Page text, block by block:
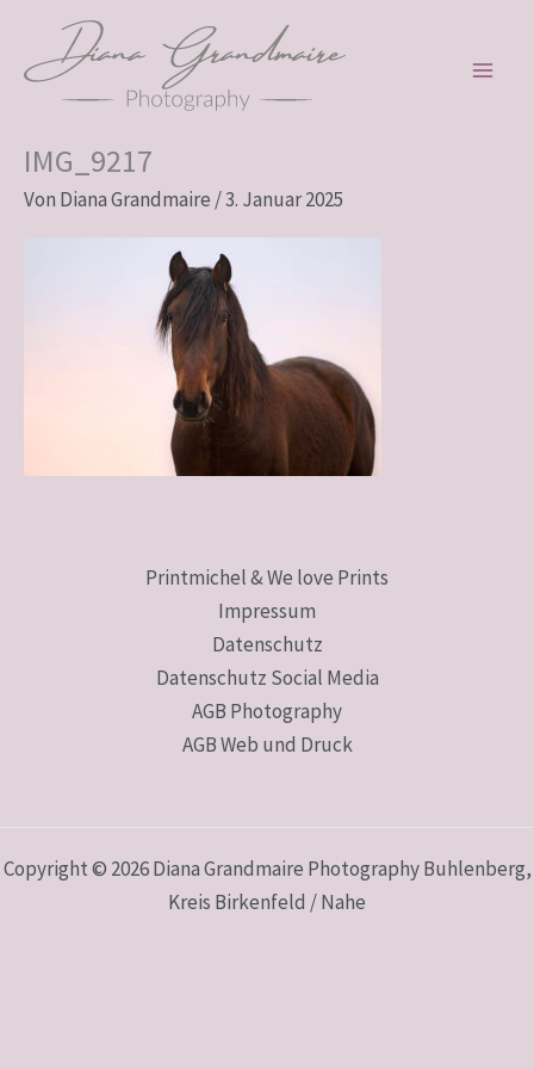
springen
IMG_9217
Von Diana Grandmaire /3. Januar 2025
Printmichel & We love Prints
Impressum
Datenschutz
Datenschutz Social Media
AGB Photography
AGB Web und Druck
Copyright © 2026 Diana Grandmaire Photography Buhlenberg,
Kreis Birkenfeld / Nahe